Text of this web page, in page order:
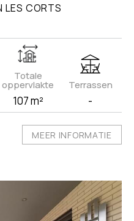
LES CORTS
Totale
oppervlakte
107 m²
Terrassen
-
MEER INFORMATIE